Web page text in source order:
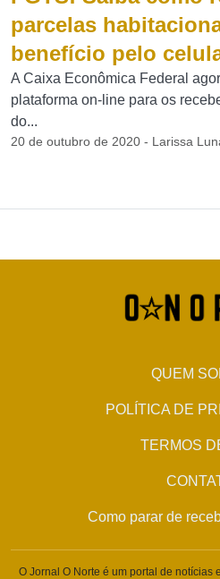
parcelas
benefício pelo
A Caixa Econômica Federal
plataforma on-line para os
do...
20 de outubro de 2020 - Larissa
QUEM
POLÍTICA DE
TERMOS
Como parar de
O Jornal O Norte é um portal de notícias